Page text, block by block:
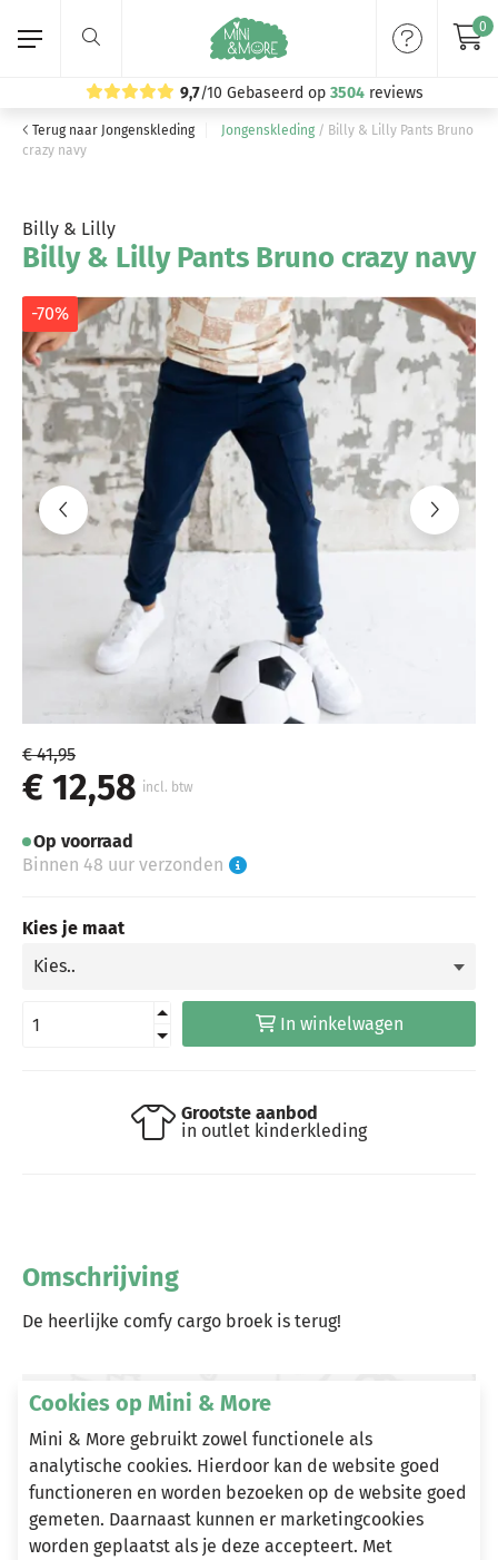
9,7/10 Gebaseerd op 3504 reviews
0
Home
Jongenskleding
Merken
Volg ons:
Terug naar Jongenskleding Jongenskleding / Billy & Lilly Pants Bruno
crazy navy
Billy & Lilly
Billy & Lilly Pants Bruno crazy navy
-70%
€ 41,95
€ 12,58 incl. btw
Op voorraad
Binnen 48 uur verzonden
Kies je maat
In winkelwagen
Grootste aanbod
in outlet kinderkleding
Omschrijving
De heerlijke comfy cargo broek is terug!
Heeft u vragen?
Stuur een e-mail
info@miniandmore.nl
Cookies op Mini & More
Mini & More gebruikt zowel functionele als
analytische cookies. Hierdoor kan de website goed
functioneren en worden bezoeken op de website goed
gemeten. Daarnaast kunnen er marketingcookies
worden geplaatst als je deze accepteert. Met